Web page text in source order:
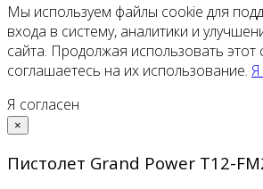
Мы используем файлы cookie для
входа в систему, аналитики и
сайта. Продолжая использовать этот
соглашаетесь на их использование. Я
Я согласен
×
Пистолет Grand Power Т12-